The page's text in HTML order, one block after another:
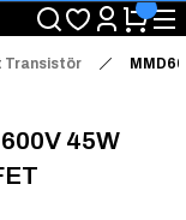
Kargo Avantajı!
Teslim."
Kaçırmayın!"
Transistör
45W